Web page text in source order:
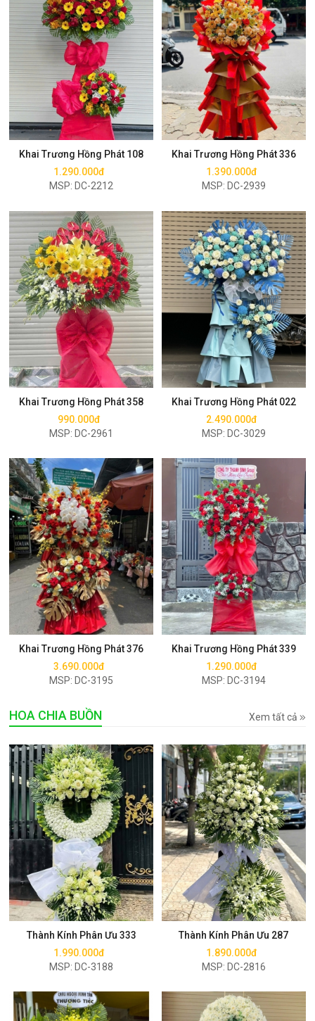
Khai Trương Hồng Phát 108
1.290.000đ
MSP: DC-2212
Mua ngay
Khai Trương Hồng Phát 336
1.390.000đ
MSP: DC-2939
Mua ngay
Khai Trương Hồng Phát 358
990.000đ
MSP: DC-2961
Mua ngay
Khai Trương Hồng Phát 022
2.490.000đ
MSP: DC-3029
Mua ngay
Khai Trương Hồng Phát 376
3.690.000đ
MSP: DC-3195
Mua ngay
Khai Trương Hồng Phát 339
1.290.000đ
MSP: DC-3194
Mua ngay
HOA CHIA BUỒN Xem tất cả
Thành Kính Phân Ưu 333
1.990.000đ
MSP: DC-3188
Mua ngay
Thành Kính Phân Ưu 287
1.890.000đ
MSP: DC-2816
Mua ngay